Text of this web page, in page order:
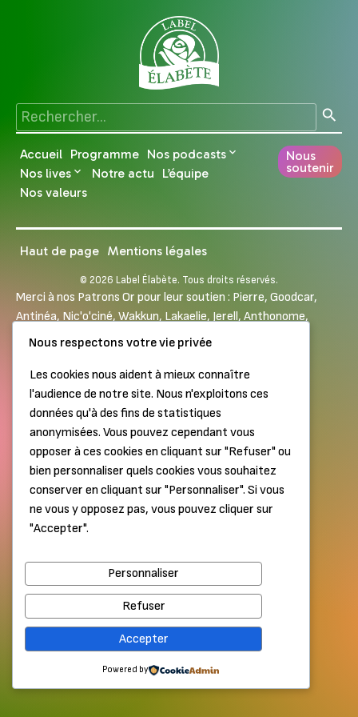
Accueil Programme Nos podcasts
Nos lives
Notre actu
L’équipe
Nos valeurs
Nous
soutenir
Haut de page Mentions légales
© 2026 Label Élabète. Tous droits réservés.
Merci à nos Patrons Or pour leur soutien : Pierre, Goodcar,
Antinéa, Nic'o'ciné, Wakkun, Lakaelie, Jerell, Anthonome,
Maxfly
Nicolas et Marine Clara Cedric
Nous respectons votre vie privée
Les cookies nous aident à mieux connaître
l'audience de notre site. Nous n'exploitons ces
données qu'à des fins de statistiques
anonymisées. Vous pouvez cependant vous
opposer à ces cookies en cliquant sur "Refuser" ou
bien personnaliser quels cookies vous souhaitez
conserver en cliquant sur "Personnaliser". Si vous
ne vous y opposez pas, vous pouvez cliquer sur
"Accepter".
Personnaliser
Refuser
Accepter
Powered by